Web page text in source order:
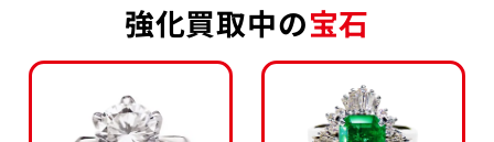
強化買取中の宝石